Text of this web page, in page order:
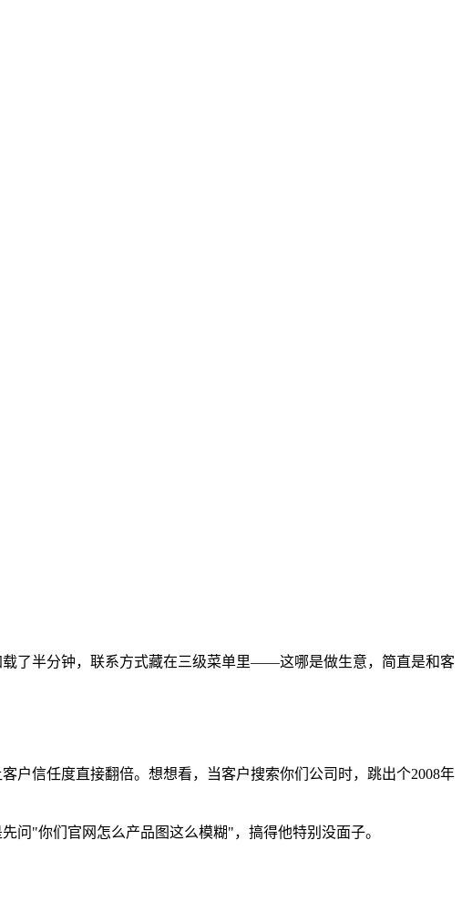
了半分钟，联系方式藏在三级菜单里——这哪是做生意，简直是和客
户信任度直接翻倍。想想看，当客户搜索你们公司时，跳出个2008年
问"你们官网怎么产品图这么模糊"，搞得他特别没面子。